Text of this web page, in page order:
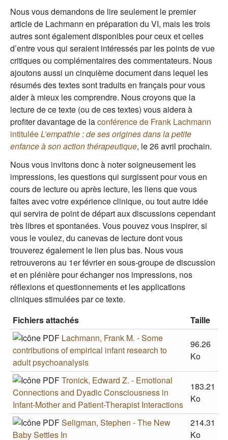
Nous vous demandons de lire seulement le premier
article de Lachmann en préparation du VI, mais les trois
autres sont également disponibles pour ceux et celles
d’entre vous qui seraient intéressés par les points de vue
critiques ou complémentaires des commentateurs. Nous
ajoutons aussi un cinquième document dans lequel les
résumés des textes sont traduits en français pour vous
aider à mieux les comprendre. Nous croyons que la
lecture de ce texte (ou de ces textes) vous aidera à
profiter davantage de laconférence de Frank Lachmann
intituléeL’empathie : de ses origines dans la petite
enfance à son action thérapeutique, le 26 avril prochain.
Nous vous invitons donc à noter soigneusement les
impressions, les questions qui surgissent pour vous en
cours de lecture ou après lecture, les liens que vous
faites avec votre expérience clinique, ou tout autre idée
qui servira de point de départ aux discussions cependant
très libres et spontanées. Vous pouvez vous inspirer, si
vous le voulez, du canevas de lecture dont vous
trouverez également le lien plus bas. Nous vous
retrouverons au 1er février en sous-groupe de discussion
et en plénière pour échanger nos impressions, nos
réflexions et questionnements et les applications
cliniques stimulées par ce texte.
Fichiers attachés
Taille
Lachmann, Frank M. - Some
contributions of empirical infant research to
adult psychoanalysis
96.26
Ko
Tronick, Edward Z. - Emotional
Connections and Dyadic Consciousness in
Infant-Mother and Patient-Therapist Interactions
183.21
Ko
Seligman, Stephen - The New
Baby Settles In
214.31
Ko